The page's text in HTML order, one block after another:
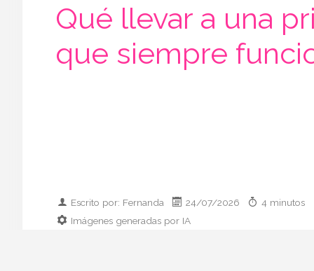
Qué llevar a una
que siempre
Escrito por: Fernanda 24/07/2026
4 minutos
Imágenes generadas por IA